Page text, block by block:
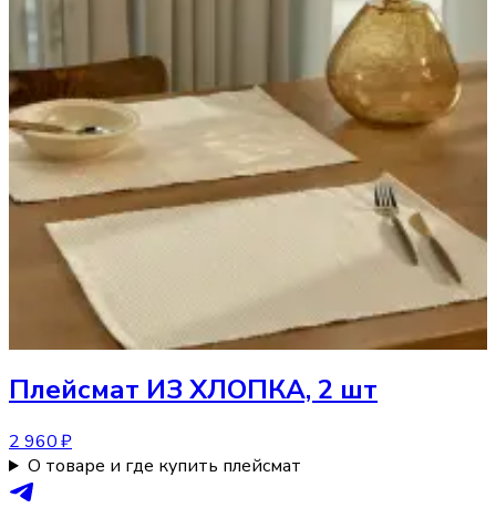
Плейсмат ИЗ ХЛОПКА, 2 шт
2 960 ₽
О товаре и где купить плейсмат